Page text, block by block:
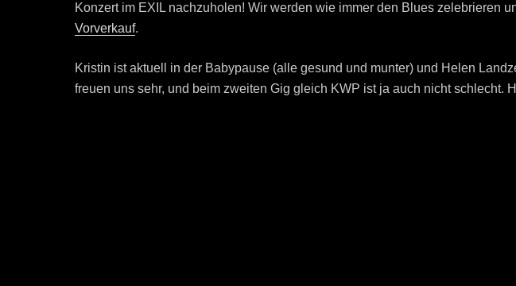
Konzert im EXIL nachzuholen! Wir werden wie immer den Blues zelebrieren
Vorverkauf.
Kristin ist aktuell in der Babypause (alle gesund und munter) und Helen
freuen uns sehr, und beim zweiten Gig gleich KWP ist ja auch nicht schlecht.